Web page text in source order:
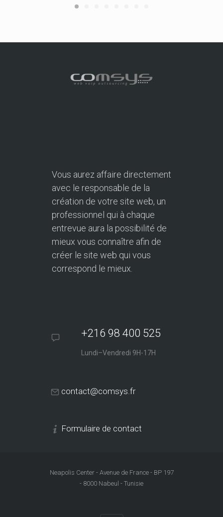
Vous aurez affaire directement
avec le responsable de la
création de votre site web, un
professionnel qui à chaque
entrevue aura la possibilité de
mieux vous connaître afin de
créer le site web qui vous
correspond le mieux.
+216 98 400 525
Lundi–Vendredi 9H-17H
contact@comsys.fr
Formulaire de contact
Neapolis Center - Avenue de France - BP 197
- 8000 Nabeul - Tunisie